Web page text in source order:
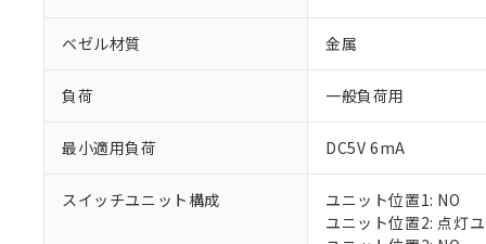
ベゼル材質 金属
負荷 一般負荷用
最小適用負荷 DC5V 6mA
スイッチユニット構成
ユニット位置1: NO
ユニット位置2: 点灯